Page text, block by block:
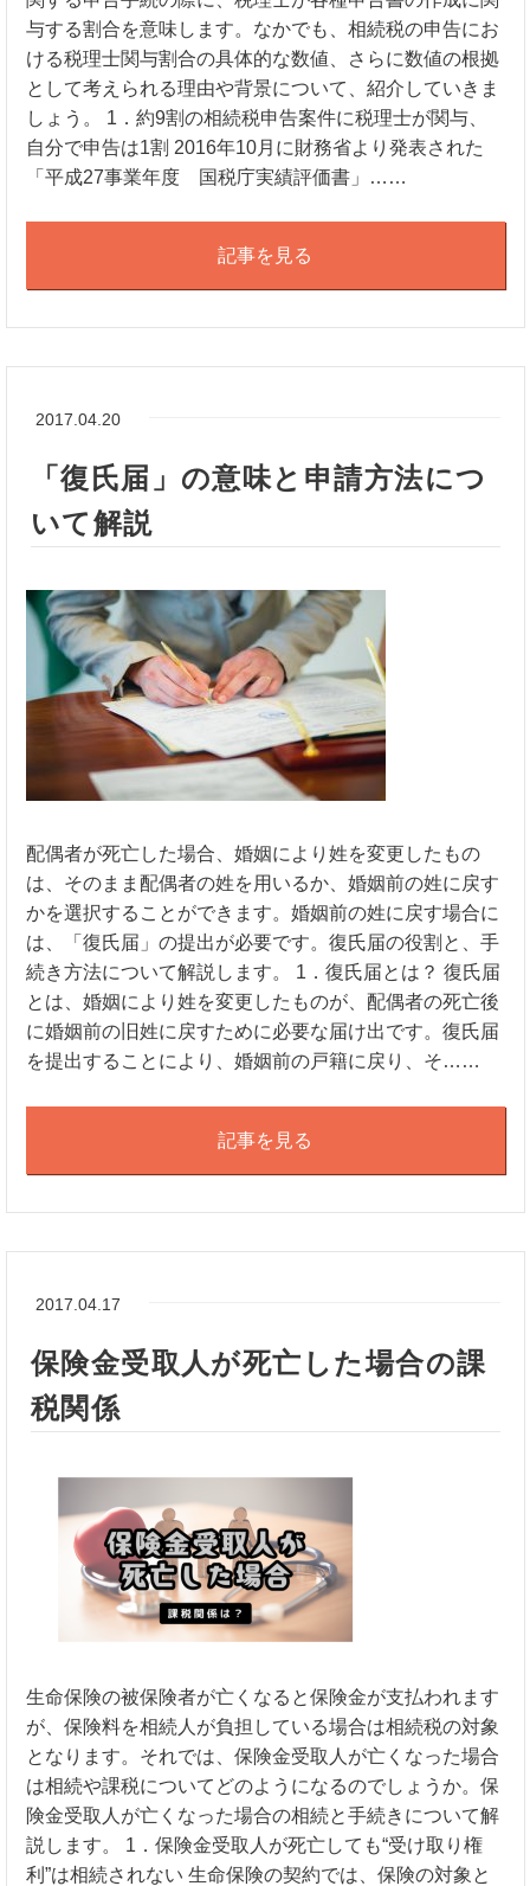
与する割合を意味します。なかでも、相続税の申告にお
ける税理士関与割合の具体的な数値、さらに数値の根拠
として考えられる理由や背景について、紹介していきま
しょう。 1．約9割の相続税申告案件に税理士が関与、
自分で申告は1割 2016年10月に財務省より発表された
「平成27事業年度 国税庁実績評価書」……
記事を見る
2017.04.20
「復氏届」の意味と申請方法につ
いて解説
配偶者が死亡した場合、婚姻により姓を変更したもの
は、そのまま配偶者の姓を用いるか、婚姻前の姓に戻す
かを選択することができます。婚姻前の姓に戻す場合に
は、「復氏届」の提出が必要です。復氏届の役割と、手
続き方法について解説します。 1．復氏届とは？ 復氏届
とは、婚姻により姓を変更したものが、配偶者の死亡後
に婚姻前の旧姓に戻すために必要な届け出です。復氏届
を提出することにより、婚姻前の戸籍に戻り、そ……
記事を見る
2017.04.17
保険金受取人が死亡した場合の課
税関係
生命保険の被保険者が亡くなると保険金が支払われます
が、保険料を相続人が負担している場合は相続税の対象
となります。それでは、保険金受取人が亡くなった場合
は相続や課税についてどのようになるのでしょうか。保
険金受取人が亡くなった場合の相続と手続きについて解
説します。 1．保険金受取人が死亡しても“受け取り権
利”は相続されない 生命保険の契約では、保険の対象と